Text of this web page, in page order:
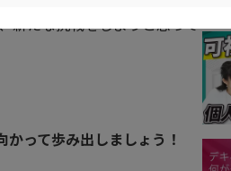
たな挑戦をしようと思って
って歩み出しましょう！